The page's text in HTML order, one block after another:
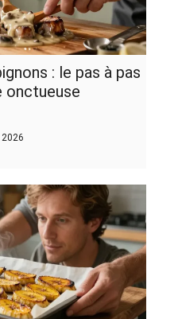
: le pas à pas
onctueuse